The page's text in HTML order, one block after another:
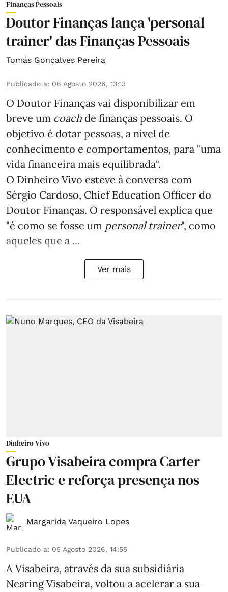
Finanças Pessoais
Doutor Finanças lança 'personal
trainer' das Finanças Pessoais
Tomás Gonçalves Pereira
Publicado a: 06 Agosto 2026, 13:13
O Doutor Finanças vai disponibilizar em
breve um coach de finanças pessoais. O
objetivo é dotar pessoas, a nível de
conhecimento e comportamentos, para "uma
vida financeira mais equilibrada".
O Dinheiro Vivo esteve à conversa com
Sérgio Cardoso, Chief Education Officer do
Doutor Finanças. O responsável explica que
"é como se fosse um personal trainer", como
aqueles que a ...
Ver mais
Dinheiro Vivo
Grupo Visabeira compra Carter
Electric e reforça presença nos
EUA
Margarida Vaqueiro Lopes
Publicado a: 05 Agosto 2026, 14:55
A Visabeira, através da sua subsidiária
Nearing Visabeira, voltou a acelerar a sua